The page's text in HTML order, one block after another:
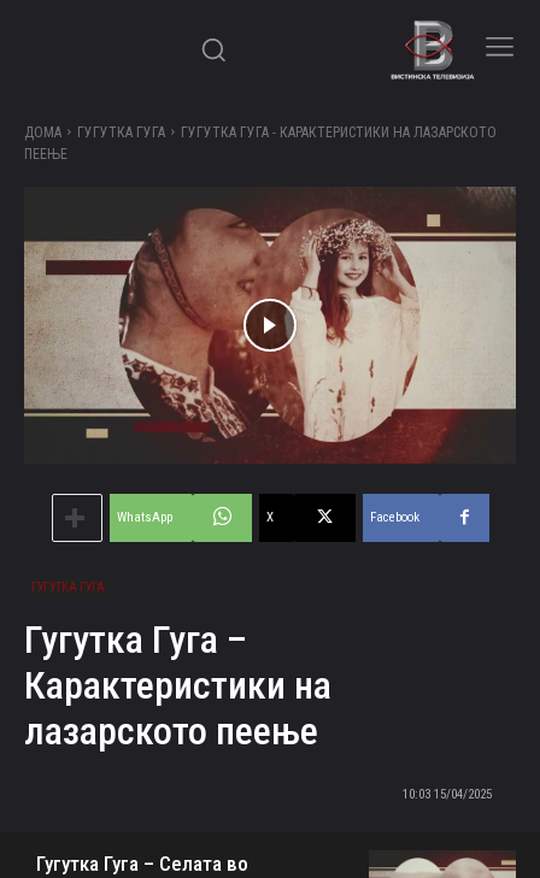
ДОМА ГУГУТКА ГУГА
ГУГУТКА ГУГА - КАРАКТЕРИСТИКИ НА ЛАЗАРСКОТО
ПЕЕЊЕ
Facebook
X
WhatsApp
ГУГУТКА ГУГА
Гугутка Гуга –
Карактеристики на
лазарското пеење
15/04/2025 10:03
Гугутка Гуга – Селата во